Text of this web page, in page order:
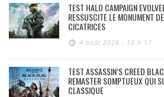
TEST HALO CAMPAIGN
RESSUSCITE LE MONUMENT
CICATRICES
4 août 2026 - 10 h 17
TEST ASSASSIN’S CREED
REMASTER SOMPTUEUX QUI
CLASSIQUE